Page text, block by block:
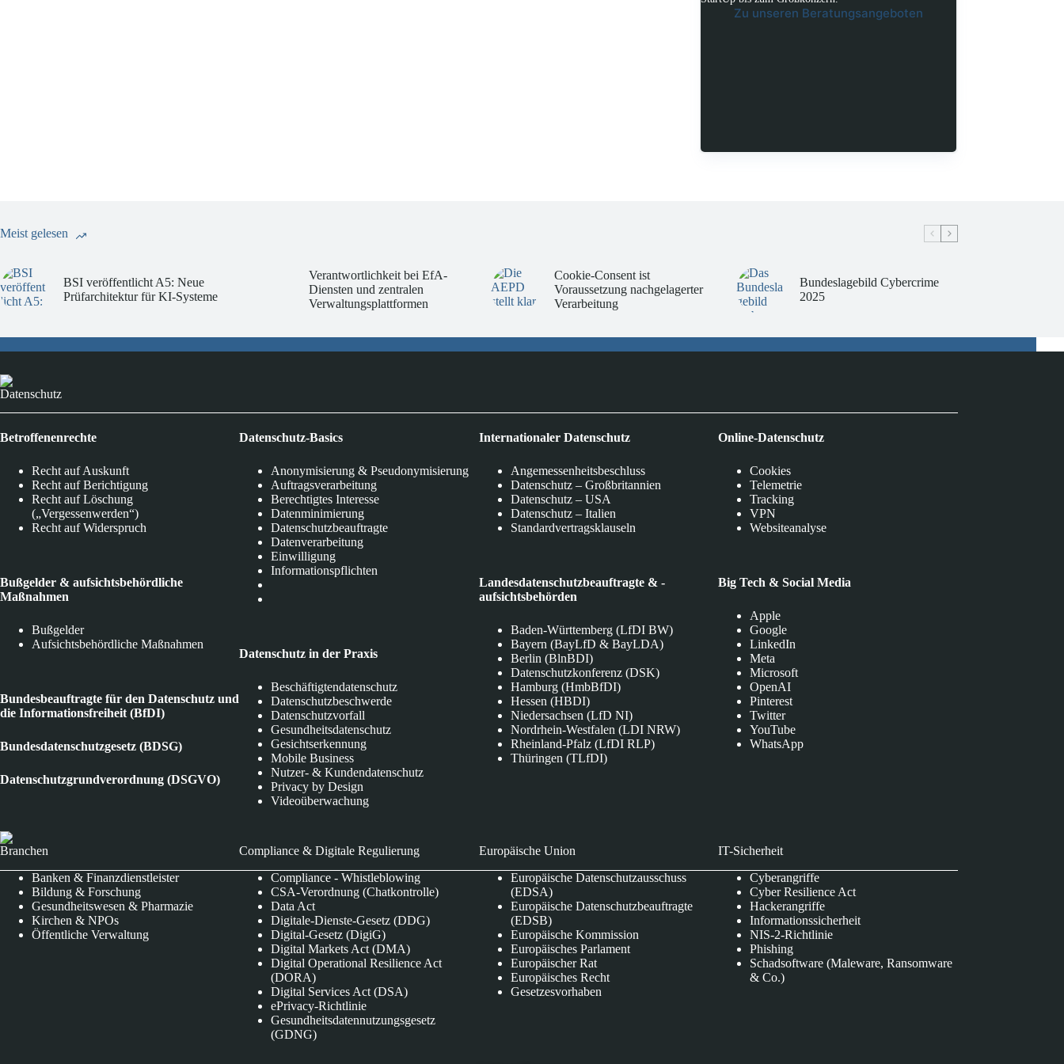
Zu unseren Beratungsangeboten
Meist gelesen
BSI veröffentlicht A5: Neue
Prüfarchitektur für KI-Systeme
Verantwortlichkeit bei EfA-
Diensten und zentralen
Verwaltungsplattformen
Cookie-Consent ist
Voraussetzung nachgelagerter
Verarbeitung
Bundeslagebild Cybercrime
2025
Datenschutz
Betroffenenrechte
Recht auf Auskunft
Recht auf Berichtigung
Recht auf Löschung
(„Vergessenwerden“)
Recht auf Widerspruch
Bußgelder & aufsichtsbehördliche
Maßnahmen
Bußgelder
Aufsichtsbehördliche Maßnahmen
Bundesbeauftragte für den Datenschutz und
die Informationsfreiheit (BfDI)
Bundesdatenschutzgesetz (BDSG)
Datenschutzgrundverordnung (DSGVO)
Datenschutz-Basics
Anonymisierung & Pseudonymisierung
Auftragsverarbeitung
Berechtigtes Interesse
Datenminimierung
Datenschutzbeauftragte
Datenverarbeitung
Einwilligung
Informationspflichten
Datenschutz in der Praxis
Beschäftigtendatenschutz
Datenschutzbeschwerde
Datenschutzvorfall
Gesundheitsdatenschutz
Gesichtserkennung
Mobile Business
Nutzer- & Kundendatenschutz
Privacy by Design
Videoüberwachung
Internationaler Datenschutz
Angemessenheitsbeschluss
Datenschutz – Großbritannien
Datenschutz – USA
Datenschutz – Italien
Standardvertragsklauseln
Landesdatenschutzbeauftragte & -
aufsichtsbehörden
Baden-Württemberg (LfDI BW)
Bayern (BayLfD & BayLDA)
Berlin (BlnBDI)
Datenschutzkonferenz (DSK)
Hamburg (HmbBfDI)
Hessen (HBDI)
Niedersachsen (LfD NI)
Nordrhein-Westfalen (LDI NRW)
Rheinland-Pfalz (LfDI RLP)
Thüringen (TLfDI)
Online-Datenschutz
Cookies
Telemetrie
Tracking
VPN
Websiteanalyse
Big Tech & Social Media
Apple
Google
LinkedIn
Meta
Microsoft
OpenAI
Pinterest
Twitter
YouTube
WhatsApp
Branchen
Banken & Finanzdienstleister
Bildung & Forschung
Gesundheitswesen & Pharmazie
Kirchen & NPOs
Öffentliche Verwaltung
Compliance & Digitale Regulierung
Compliance - Whistleblowing
CSA-Verordnung (Chatkontrolle)
Data Act
Digitale-Dienste-Gesetz (DDG)
Digital-Gesetz (DigiG)
Digital Markets Act (DMA)
Digital Operational Resilience Act
(DORA)
Digital Services Act (DSA)
ePrivacy-Richtlinie
Gesundheitsdatennutzungsgesetz
(GDNG)
Europäische Union
Europäische Datenschutzausschuss
(EDSA)
Europäische Datenschutzbeauftragte
(EDSB)
Europäische Kommission
Europäisches Parlament
Europäischer Rat
Europäisches Recht
Gesetzesvorhaben
IT-Sicherheit
Cyberangriffe
Cyber Resilience Act
Hackerangriffe
Informationssicherheit
NIS-2-Richtlinie
Phishing
Schadsoftware (Maleware, Ransomware
& Co.)